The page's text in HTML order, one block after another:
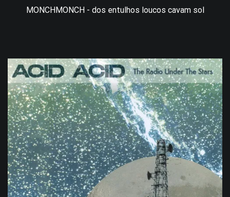
MONCHMONCH - dos entulhos loucos cavam sol